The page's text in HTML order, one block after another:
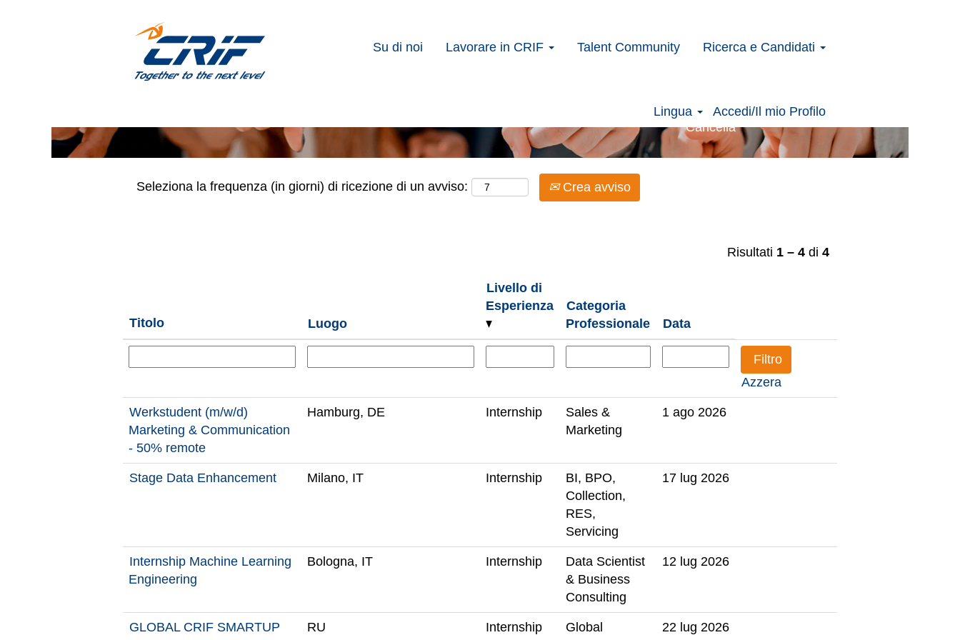
Su di noi Lavorare in CRIF Talent Community Ricerca e Candidati
Lingua Accedi/Il mio Profilo
Cerca per parola chiave
Cancella
Seleziona la frequenza (in giorni) di ricezione di un avviso: Crea avviso
Risultati 1 – 4 di 4
Titolo Luogo
Livello di
Esperienza
Categoria
Professionale
Data
Azzera
Werkstudent (m/w/d)
Marketing & Communication
- 50% remote
Hamburg, DE Internship
Sales &
Marketing
1 ago 2026
Stage Data Enhancement Milano, IT Internship
BI, BPO,
Collection,
RES,
Servicing
17 lug 2026
Internship Machine Learning
Engineering
Bologna, IT Internship
Data Scientist
& Business
Consulting
12 lug 2026
GLOBAL CRIF SMARTUP RU Internship
Global
22 lug 2026